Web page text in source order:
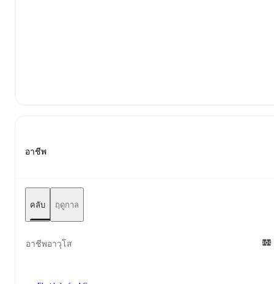
อาชีพ
คลับ ฤดูกาล
อาชีพอาวุโส